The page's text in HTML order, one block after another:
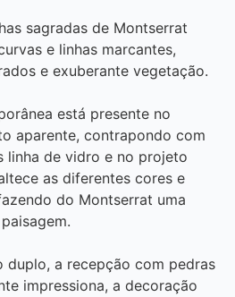
sagradas de Montserrat
e linhas marcantes,
e exuberante vegetação.
está presente no
aparente, contrapondo com
linha de vidro e no projeto
as diferentes cores e
do Montserrat uma
duplo, a recepção com pedras
impressiona, a decoração